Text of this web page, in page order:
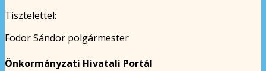
Tisztelettel:
Fodor Sándor polgármester
Önkormányzati Hivatali Portál